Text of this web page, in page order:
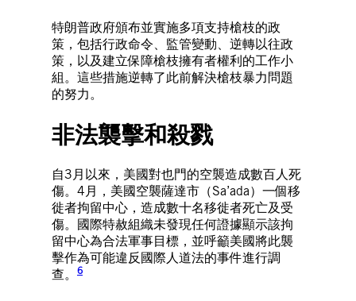
特朗普政府頒布並實施多項支持槍枝的政
策，包括行政命令、監管變動、逆轉以往政
策，以及建立保障槍枝擁有者權利的工作小
組。這些措施逆轉了此前解決槍枝暴力問題
的努力。
非法襲擊和殺戮
自3月以來，美國對也門的空襲造成數百人死
傷。4月，美國空襲薩達市（Sa’ada）一個移
徙者拘留中心，造成數十名移徙者死亡及受
傷。國際特赦組織未發現任何證據顯示該拘
留中心為合法軍事目標，並呼籲美國將此襲
擊作為可能違反國際人道法的事件進行調
查。
6